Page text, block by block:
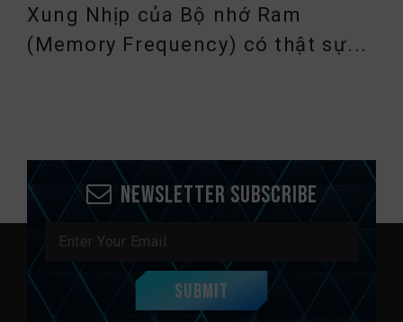
Xung Nhịp của Bộ nhớ Ram
(Memory Frequency) có thật sự...
Newsletter Subscribe
Submit